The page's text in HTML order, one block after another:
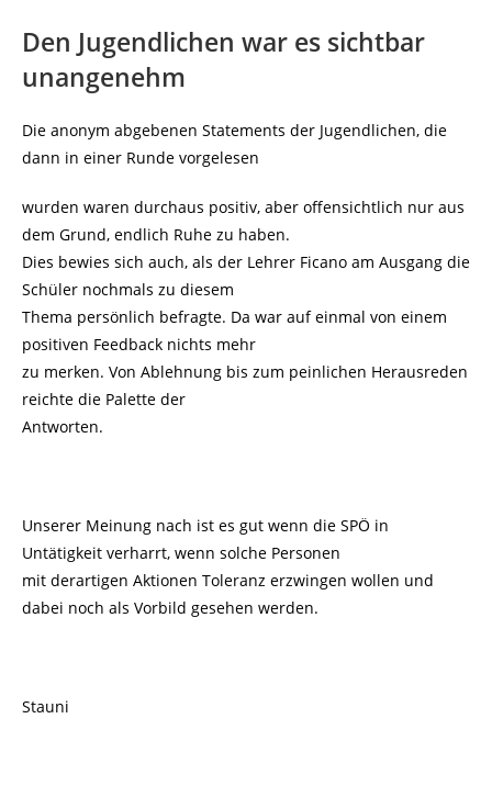
Den Jugendlichen war es sichtbar
unangenehm
Die anonym abgebenen Statements der Jugendlichen, die
dann in einer Runde vorgelesen
wurden waren durchaus positiv, aber offensichtlich nur aus
dem Grund, endlich Ruhe zu haben.
Dies bewies sich auch, als der Lehrer Ficano am Ausgang die
Schüler nochmals zu diesem
Thema persönlich befragte. Da war auf einmal von einem
positiven Feedback nichts mehr
zu merken. Von Ablehnung bis zum peinlichen Herausreden
reichte die Palette der
Antworten.
Unserer Meinung nach ist es gut wenn die SPÖ in
Untätigkeit verharrt, wenn solche Personen
mit derartigen Aktionen Toleranz erzwingen wollen und
dabei noch als Vorbild gesehen werden.
Stauni